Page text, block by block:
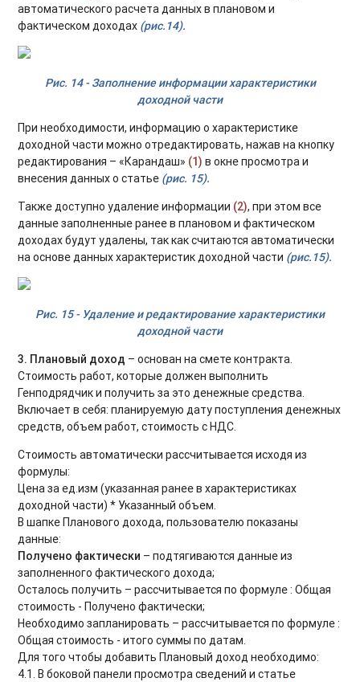
автоматического расчета данных в плановом и
фактическом доходах (рис.14).
Рис. 14 - Заполнение информации характеристики
доходной части
При необходимости, информацию о характеристике
доходной части можно отредактировать, нажав на кнопку
редактирования – «Карандаш» (1) в окне просмотра и
внесения данных о статье (рис. 15).
Также доступно удаление информации (2), при этом все
данные заполненные ранее в плановом и фактическом
доходах будут удалены, так как считаются автоматически
на основе данных характеристик доходной части (рис.15).
Рис. 15 - Удаление и редактирование характеристики
доходной части
3. Плановый доход – основан на смете контракта.
Стоимость работ, которые должен выполнить
Генподрядчик и получить за это денежные средства.
Включает в себя: планируемую дату поступления денежных
средств, объем работ, стоимость с НДС.
Стоимость автоматически рассчитывается исходя из
формулы:
Цена за ед.изм (указанная ранее в характеристиках
доходной части) * Указанный объем.
В шапке Планового дохода, пользователю показаны
данные:
Получено фактически – подтягиваются данные из
заполненного фактического дохода;
Осталось получить – рассчитывается по формуле : Общая
стоимость - Получено фактически;
Необходимо запланировать – рассчитывается по формуле :
Общая стоимость - итого суммы по датам.
Для того чтобы добавить Плановый доход необходимо:
4.1. В боковой панели просмотра сведений и статье